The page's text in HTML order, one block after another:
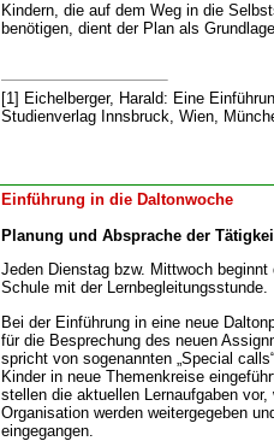
Kindern, die auf dem Weg in die
benötigen, dient der Plan als
[1] Eichelberger, Harald: Eine
Studienverlag Innsbruck, Wien,
Einführung in die Daltonwoche
Planung und Absprache der
Jeden Dienstag bzw. Mittwoch
Schule mit der Lernbegleitungsstunde.
Bei der Einführung in eine neue
für die Besprechung des neuen
spricht von sogenannten „Special
Kinder in neue Themenkreise
stellen die aktuellen Lernaufgaben
Organisation werden weitergegeben
eingegangen.